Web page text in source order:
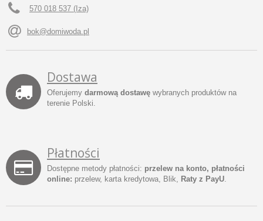
570 018 537 (Iza)
bok@domiwoda.pl
Dostawa
Oferujemy darmową dostawę wybranych produktów na
terenie Polski.
Płatności
Dostępne metody płatności: przelew na konto, płatności
online: przelew, karta kredytowa, Blik, Raty z PayU.